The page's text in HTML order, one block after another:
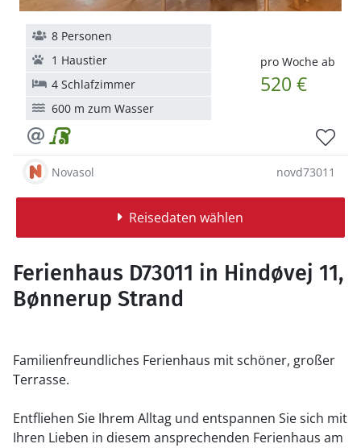
pro Woche ab
520 €
8 Personen
1 Haustier
4 Schlafzimmer
600 m zum Wasser
Novasol novd73011
Reisedaten wählen
Ferienhaus D73011 in Hindøvej 11,
Bønnerup Strand
Familienfreundliches Ferienhaus mit schöner, großer
Terrasse.
Entfliehen Sie Ihrem Alltag und entspannen Sie sich mit
Ihren Lieben in diesem ansprechenden Ferienhaus am